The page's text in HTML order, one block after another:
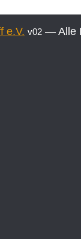
DA
e.V. v02 — Alle